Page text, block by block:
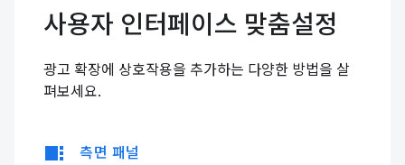
사용자 인터페이스 맞춤설정
광고 확장에 상호작용을 추가하는 다양한 방법을 살
펴보세요.
view_sidebar 측면 패널